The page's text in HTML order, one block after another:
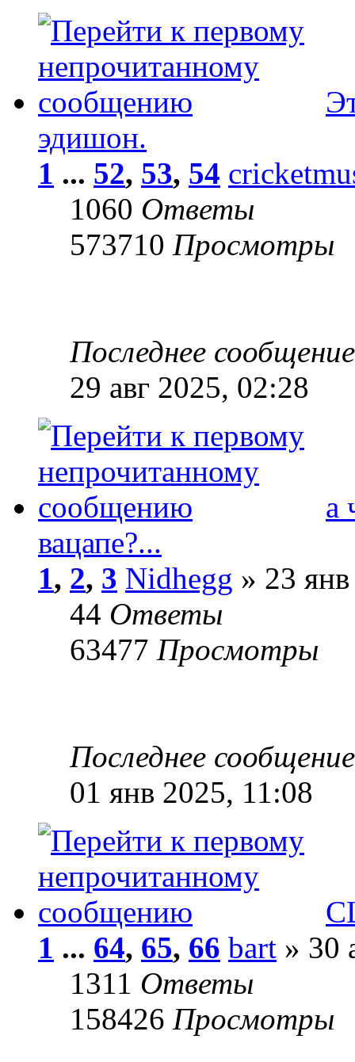
эдишон.
1 ... 52, 53, 54
1060 Ответы
573710 Просмотры
Последнее
29 авг 2025, 02:28
а
вацапе?...
1, 2, 3 Nidhegg » 23
44 Ответы
63477 Просмотры
Последнее
01 янв 2025, 11:08
1 ... 64, 65, 66 bart » 30
1311 Ответы
158426 Просмотры